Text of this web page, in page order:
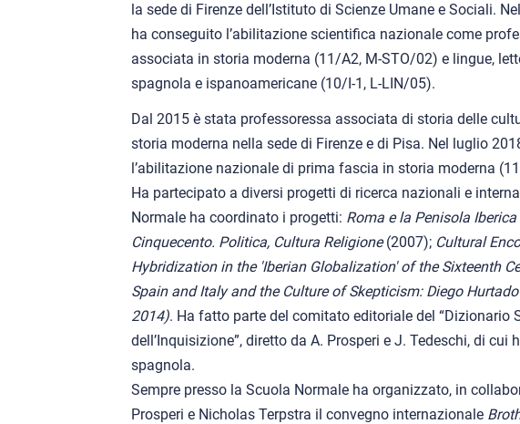
la sede di Firenze dell’Istituto di Scienze Umane e Sociali.
ha conseguito l’abilitazione scientifica nazionale come
associata in storia moderna (11/A2, M-STO/02) e lingue,
spagnola e ispanoamericane (10/I-1, L-LIN/05).
Dal 2015 è stata professoressa associata di storia delle
storia moderna nella sede di Firenze e di Pisa. Nel luglio
l’abilitazione nazionale di prima fascia in storia moderna
Ha partecipato a diversi progetti di ricerca nazionali e
Normale ha coordinato i progetti: Roma e la Penisola
Cinquecento. Politica, Cultura Religione(2007); Cultural
Hybridization in the 'Iberian Globalization' of the Sixteenth
Spain and Italy and the Culture of Skepticism: Diego
2014). Ha fatto parte del comitato editoriale del “Dizionario
dell’Inquisizione”, diretto da A. Prosperi e J. Tedeschi, di cui
spagnola.
Sempre presso la Scuola Normale ha organizzato, in
Prosperi e Nicholas Terpstra il convegno internazionale